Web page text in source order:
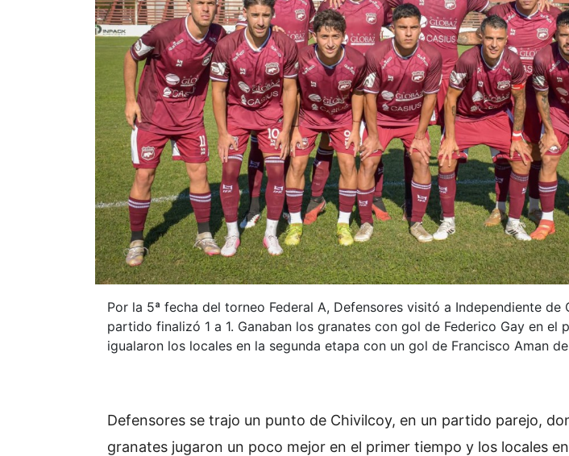
Por la 5ª fecha del torneo Federal A, Defensores visitó a Independiente de
partido finalizó 1 a 1. Ganaban los granates con gol de Federico Gay en el
igualaron los locales en la segunda etapa con un gol de Francisco Aman
Defensores se trajo un punto de Chivilcoy, en un partido parejo,
granates jugaron un poco mejor en el primer tiempo y los locales